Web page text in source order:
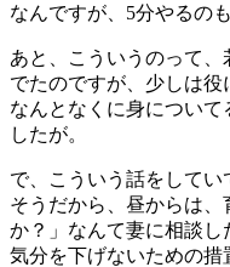
なんですが、5分やるの
あと、こういうのって
でたのですが、少しは役
なんとなくに身について
したが。
で、こういう話をして
そうだから、昼からは
か？」なんて妻に相談し
気分を下げないための措